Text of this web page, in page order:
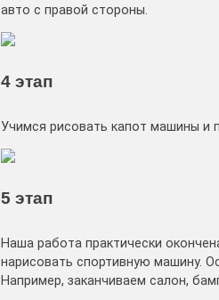
авто с правой стороны.
4 этап
Учимся рисовать капот машины и
5 этап
Наша работа практически
нарисовать спортивную машину.
Например, заканчиваем салон,